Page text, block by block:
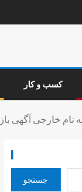
کسب و کار
نام خارجی آگهی
جستجو